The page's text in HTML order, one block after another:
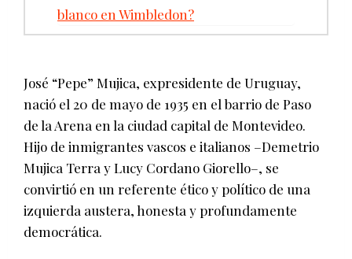
blanco en Wimbledon?
José “Pepe” Mujica, expresidente de Uruguay,
nació el 20 de mayo de 1935 en el barrio de Paso
de la Arena en la ciudad capital de Montevideo.
Hijo de inmigrantes vascos e italianos –Demetrio
Mujica Terra y Lucy Cordano Giorello–, se
convirtió en un referente ético y político de una
izquierda austera, honesta y profundamente
democrática.